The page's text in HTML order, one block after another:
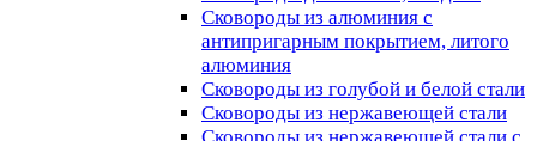
Сковороды из алюминия с
антипригарным покрытием, литого
алюминия
Сковороды из голубой и белой стали
Сковороды из нержавеющей стали